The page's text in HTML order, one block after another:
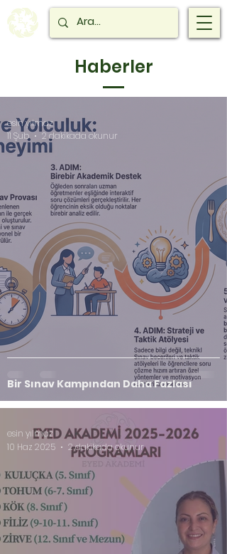
Haberler
Bir Sınav Kampından Daha Fazlası
esin yılmaz
11 Şub
2 dakikada okunur
esin yılmaz
10 Haz 2025
2 dakikada okunur